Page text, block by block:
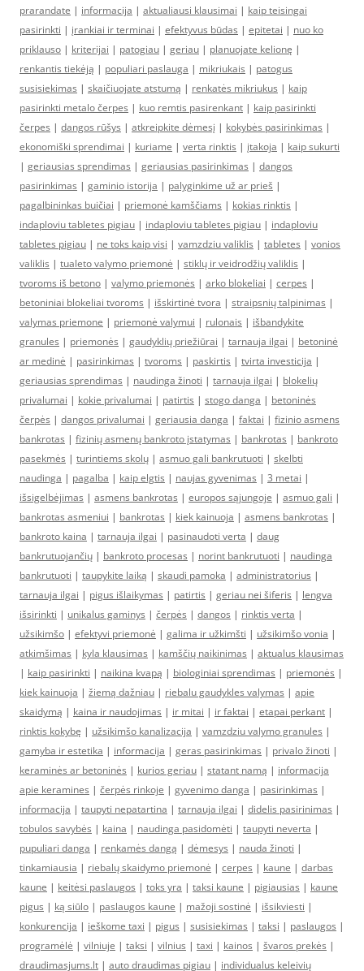
prarandate | informacija | aktualiausi klausimai | kaip teisingai
pasirinkti | įrankiai ir terminai | efektyvus būdas | epitetai | nuo ko
priklauso | kriterijai | patogiau | geriau | planuojate kelionę |
renkantis tiekėją | populiari paslauga | mikriukais | patogus
susisiekimas | skaičiuojate atstumą | renkatės mikriukus | kaip
pasirinkti metalo čerpes | kuo remtis pasirenkant | kaip pasirinkti
čerpes | dangos rūšys | atkreipkite dėmesį | kokybės pasirinkimas |
ekonomiški sprendimai | kuriame | verta rinktis | įtakoja | kaip sukurti
| geriausias sprendimas | geriausias pasirinkimas | dangos
pasirinkimas | gaminio istorija | palyginkime už ar prieš |
pagalbininkas buičiai | priemonė kamščiams | kokias rinktis |
indaploviu tabletes pigiau | indaploviu tabletes pigiau | indaploviu
tabletes pigiau | ne toks kaip visi | vamzdziu valiklis | tabletes | vonios
valiklis | tualeto valymo priemonė | stiklų ir veidrodžių valiklis |
tvoroms iš betono | valymo priemonės | arko blokeliai | cerpes |
betoniniai blokeliai tvoroms | išskirtinė tvora | straipsnių talpinimas |
valymas priemone | priemonė valymui | rulonais | išbandykite
granules | priemonės | gaudyklių priežiūrai | tarnauja ilgai | betoninė
ar medinė | pasirinkimas | tvoroms | paskirtis | tvirta investicija |
geriausias sprendimas | naudinga žinoti | tarnauja ilgai | blokelių
privalumai | kokie privalumai | patirtis | stogo danga | betoninės
čerpės | dangos privalumai | geriausia danga | faktai | fizinio asmens
bankrotas | fizinių asmenų bankroto įstatymas | bankrotas | bankroto
pasekmės | turintiems skolų | asmuo gali bankrutuoti | skelbti
naudinga | pagalba | kaip elgtis | naujas gyvenimas | 3 metai |
išsigelbėjimas | asmens bankrotas | europos sąjungoje | asmuo gali |
bankrotas asmeniui | bankrotas | kiek kainuoja | asmens bankrotas |
bankroto kaina | tarnauja ilgai | pasinaudoti verta | daug
bankrutuojančių | bankroto procesas | norint bankrutuoti | naudinga
bankrutuoti | taupykite laiką | skaudi pamoka | administratorius |
tarnauja ilgai | pigus išlaikymas | patirtis | geriau nei šiferis | lengva
išsirinkti | unikalus gaminys | čerpės | dangos | rinktis verta |
užsikimšo | efektyvi priemonė | galima ir užkimšti | užsikimšo vonia |
atkimšimas | kyla klausimas | kamščių naikinimas | aktualus klausimas
| kaip pasirinkti | naikina kvapą | biologiniai sprendimas | priemonės |
kiek kainuoja | žiemą dažniau | riebalu gaudykles valymas | apie
skaidymą | kaina ir naudojimas | ir mitai | ir faktai | etapai perkant |
rinktis kokybę | užsikimšo kanalizacija | vamzdziu valymo granules |
gamyba ir estetika | informacija | geras pasirinkimas | privalo žinoti |
keraminės ar betoninės | kurios geriau | statant namą | informacija
apie keramines | čerpės rinkoje | gyvenimo danga | pasirinkimas |
informacija | taupyti nepatartina | tarnauja ilgai | didelis pasirinimas |
tobulos savybės | kaina | naudinga pasidomėti | taupyti neverta |
pupuliari danga | renkamės dangą | dėmesys | nauda žinoti |
tinkamiausia | riebalų skaidymo priemonė | cerpes | kaune | darbas
kaune | keitėsi paslaugos | toks yra | taksi kaune | pigiausias | kaune
pigus | ką siūlo | paslaugos kaune | mažoji sostinė | išsikviesti |
konkurencija | ieškome taxi | pigus | susisiekimas | taksi | paslaugos |
programėlė | vilniuje | taksi | vilnius | taxi | kainos | švaros prekės |
draudimasjums.lt | auto draudimas pigiau | individualus keleivių